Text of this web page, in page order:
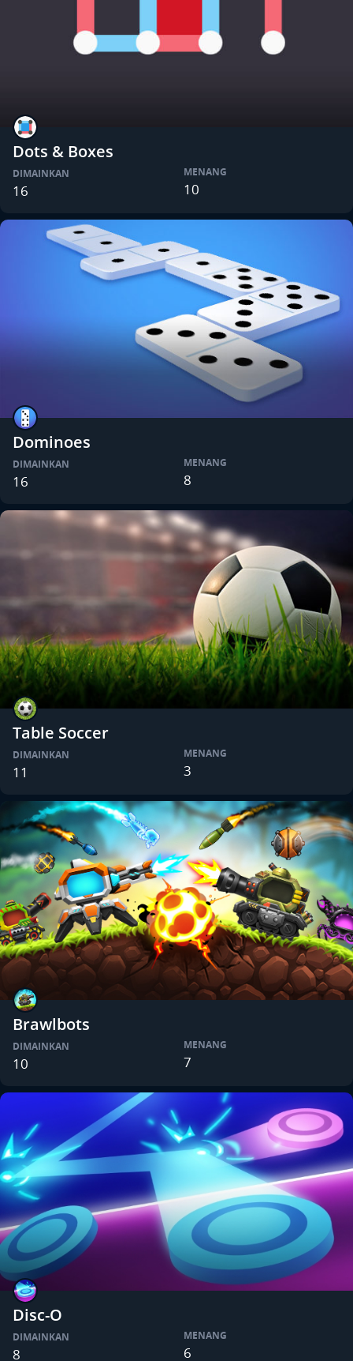
Dots & Boxes
DIMAINKAN
16
MENANG
10
Dominoes
DIMAINKAN
16
MENANG
8
Table Soccer
DIMAINKAN
11
MENANG
3
Brawlbots
DIMAINKAN
10
MENANG
7
Disc-O
DIMAINKAN
8
MENANG
6